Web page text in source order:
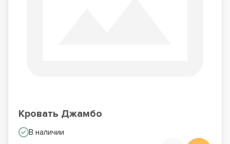
Кровать Джамбо
В наличии